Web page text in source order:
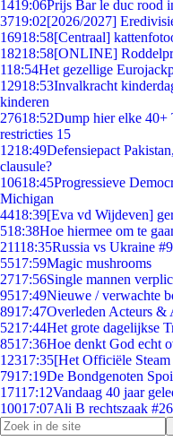
1419:06Prijs Bar le duc rood
3719:02[2026/2027]
16918:58[Centraal]
18218:58[ONLINE]
118:54Het gezellige
12918:53Invalkracht
kinderen
27618:52Dump hier elke
restricties 15
1218:49Defensiepact
clausule?
10618:45Progressieve
Michigan
4418:39[Eva vd Wijdeven]
518:38Hoe hiermee om te
21118:35Russia vs Ukraine
5517:59Magic mushrooms
2717:56Single mannen
9517:49Nieuwe / verwachte
8917:47Overleden Acteurs &
5217:44Het grote dagelijkse
8517:36Hoe denkt God echt
12317:35[Het Officiële
7917:19De Bondgenoten
17117:12Vandaag 40 jaar
10017:07Ali B rechtszaak